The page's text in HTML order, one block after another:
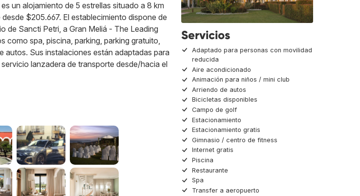
un alojamiento de 5 estrellas situado a 8 km
$205.667. El establecimiento dispone de
de Sancti Petri, a Gran Meliá - The Leading
como spa, piscina, parking, parking gratuito,
autos. Sus instalaciones están adaptadas para
lanzadera de transporte desde/hacia el
Servicios
Adaptado para personas con movilidad
reducida
Aire acondicionado
Animación para niños / mini club
Arriendo de autos
Bicicletas disponibles
Campo de golf
Estacionamiento
Estacionamiento gratis
Gimnasio / centro de fitness
Internet gratis
Piscina
Restaurante
Spa
Transfer a aeropuerto